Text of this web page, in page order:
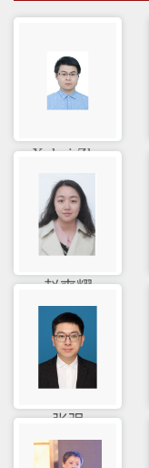
Xuhui Zhu
赵爽耀
张强